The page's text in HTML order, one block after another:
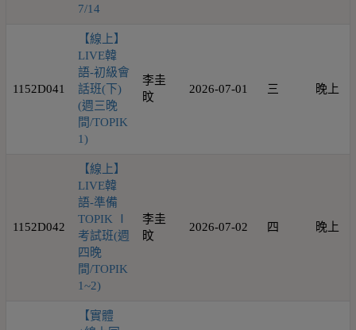
7/14
1152D041
【線上】
LIVE韓
語-初級會
話班(下)
(週三晚
間/TOPIK
1)
李圭
旼
2026-07-01 三 晚上
1152D042
【線上】
LIVE韓
語-準備
TOPIK Ⅰ
考試班(週
四晚
間/TOPIK
1~2)
李圭
旼
2026-07-02 四 晚上
【實體